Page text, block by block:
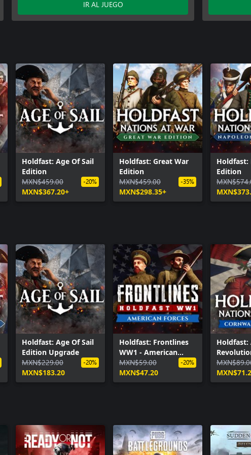
IR AL JUEGO
Holdfast: Age Of Sail
Edition
MXN$459.00
MXN$367.20+
-20%
Holdfast: Great War
Edition
MXN$459.00
MXN$298.35+
-35%
Holdfast:
Edition
Holdfast: Age Of Sail
Edition Upgrade
MXN$229.00
MXN$183.20
-20%
Holdfast: Frontlines
WW1 - American
Forces
MXN$59.00
MXN$47.20
-20%
Holdfast: